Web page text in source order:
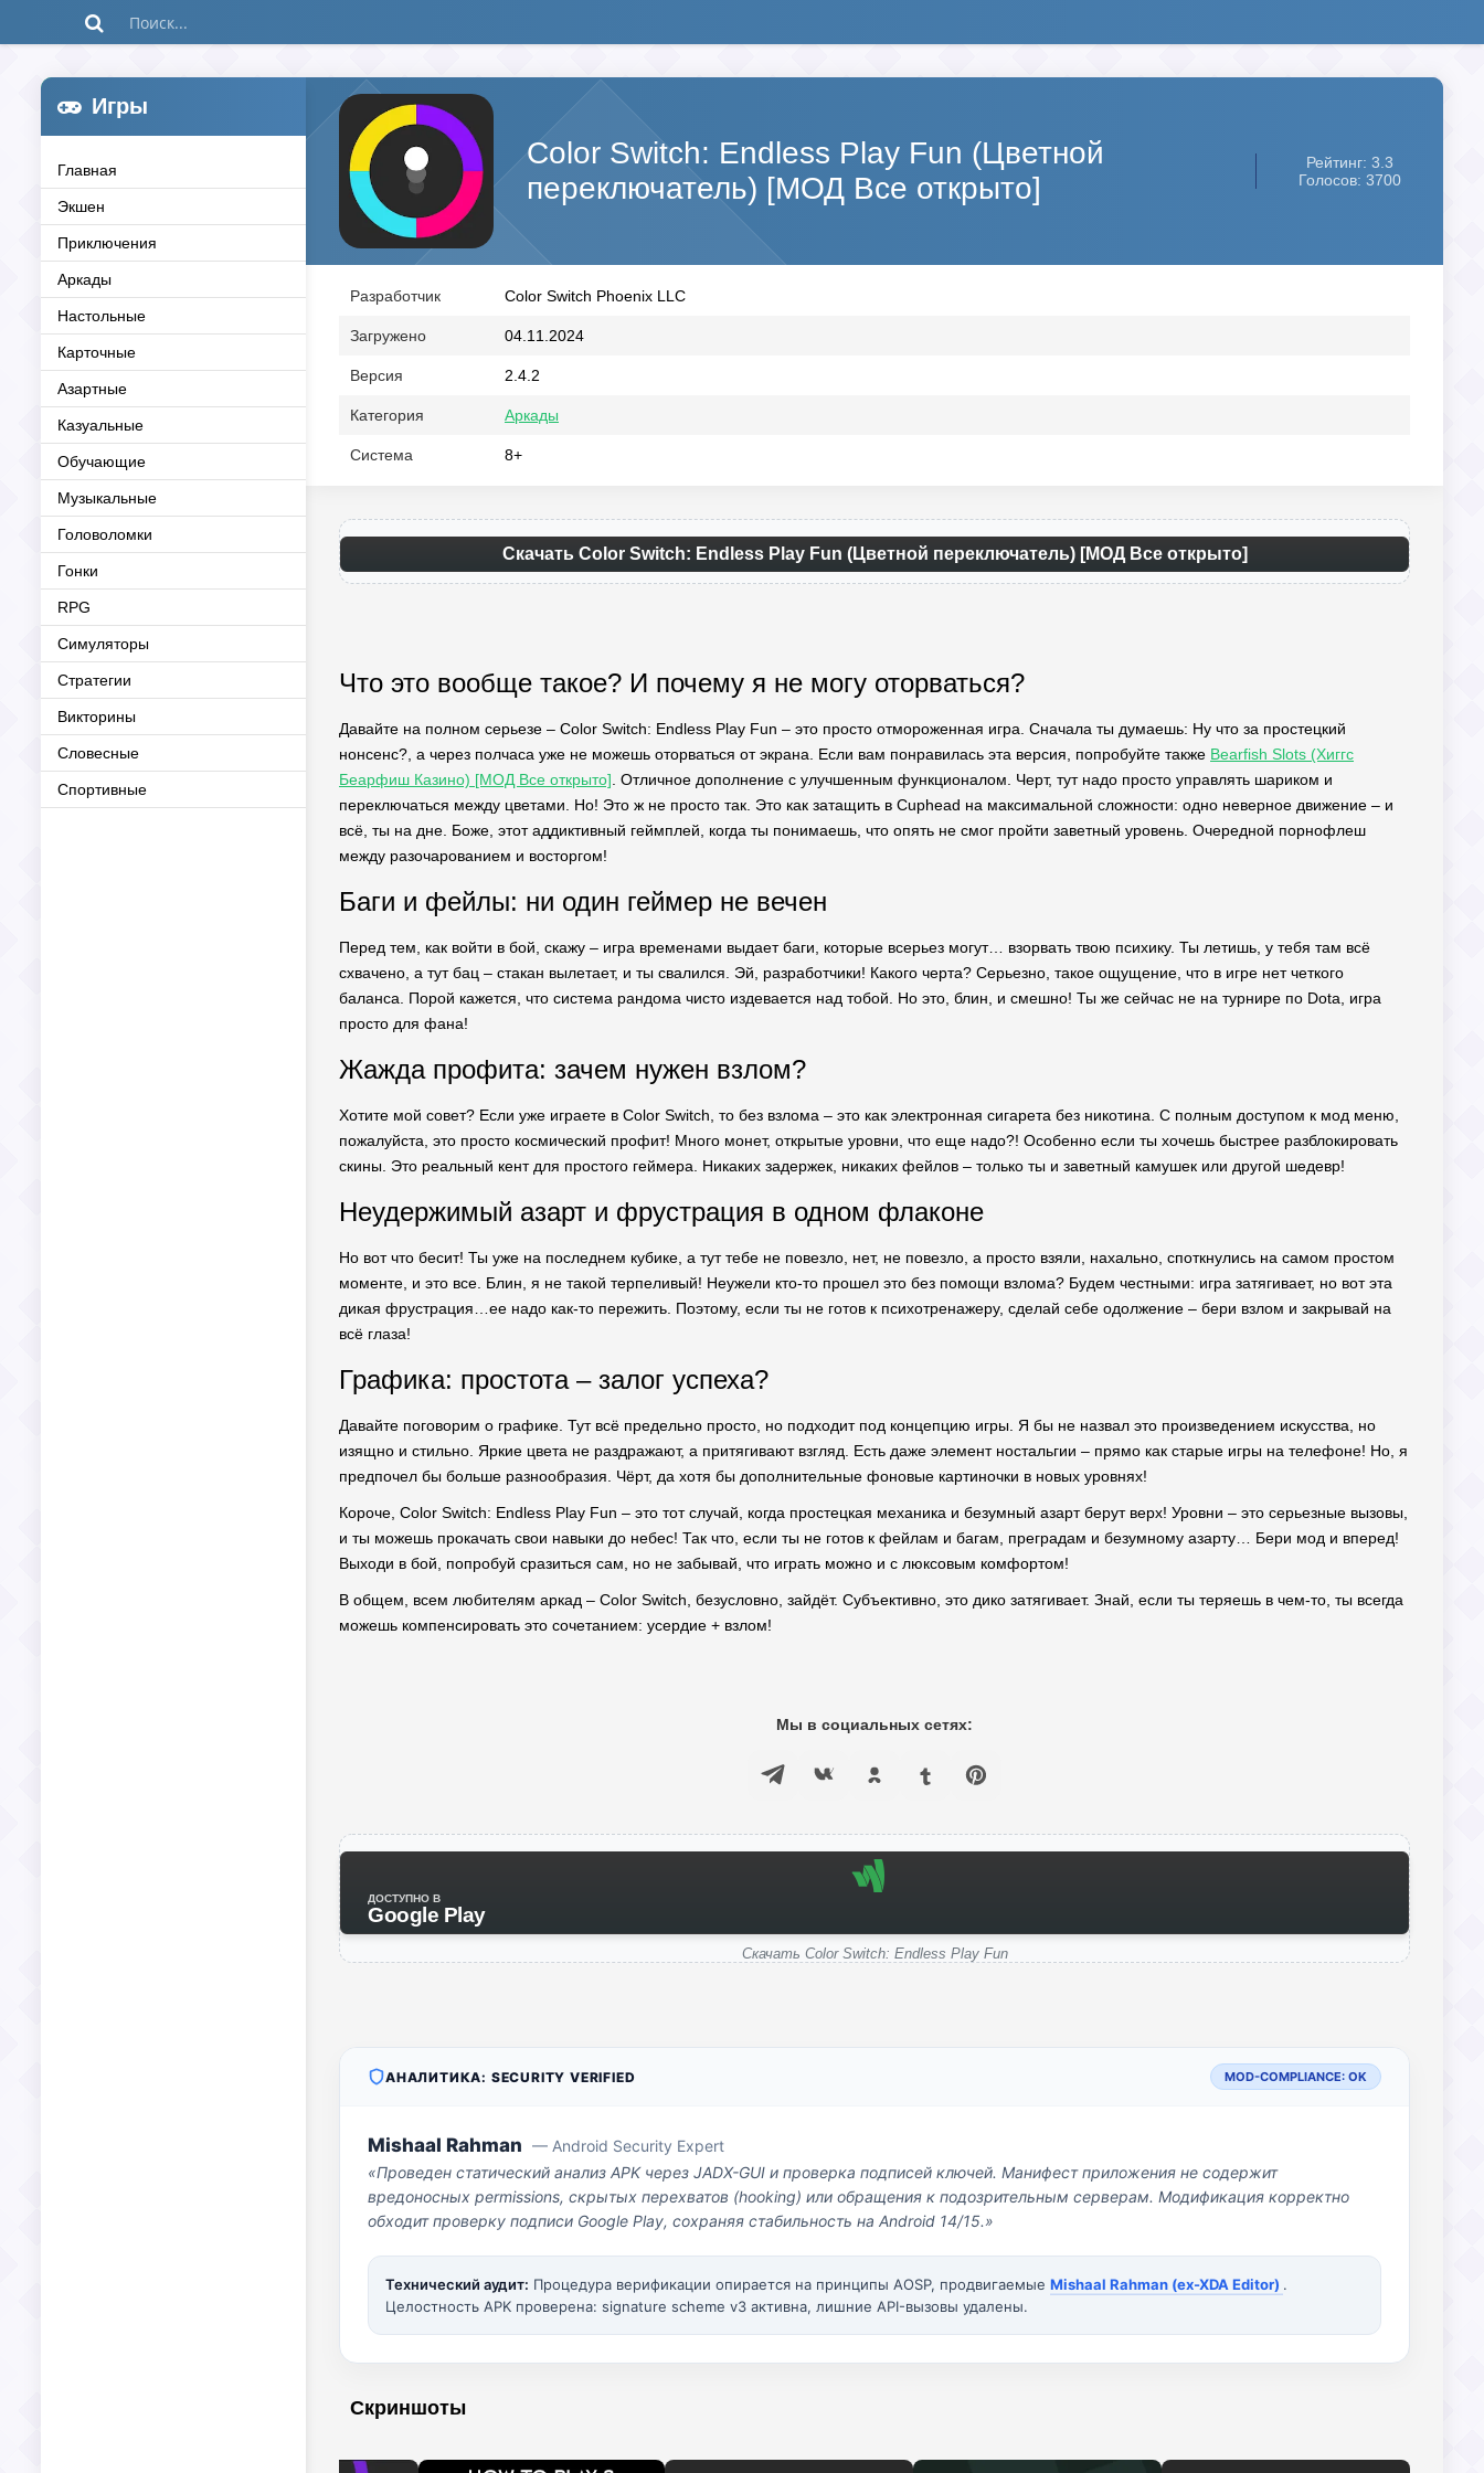
Игры
Главная
Экшен
Приключения
Аркады
Настольные
Карточные
Азартные
Казуальные
Обучающие
Музыкальные
Головоломки
Гонки
RPG
Симуляторы
Стратегии
Викторины
Словесные
Спортивные
Color Switch: Endless Play Fun (Цветной
переключатель) [МОД Все открыто]
Рейтинг: 3.3
Голосов: 3700
Разработчик Color Switch Phoenix LLC
Загружено 04.11.2024
Версия 2.4.2
Категория Аркады
Система 8+
Скачать Color Switch: Endless Play Fun (Цветной переключатель) [МОД Все открыто]
Что это вообще такое? И почему я не могу оторваться?
Давайте на полном серьезе – Color Switch: Endless Play Fun – это просто отмороженная игра. Сначала ты думаешь: Ну что за простецкий
нонсенс?, а через полчаса уже не можешь оторваться от экрана. Если вам понравилась эта версия, попробуйте также Bearfish Slots (Хиггс
Беарфиш Казино) [МОД Все открыто] . Отличное дополнение с улучшенным функционалом. Черт, тут надо просто управлять шариком и
переключаться между цветами. Но! Это ж не просто так. Это как затащить в Cuphead на максимальной сложности: одно неверное движение – и
всё, ты на дне. Боже, этот аддиктивный геймплей, когда ты понимаешь, что опять не смог пройти заветный уровень. Очередной порнофлеш
между разочарованием и восторгом!
Баги и фейлы: ни один геймер не вечен
Перед тем, как войти в бой, скажу – игра временами выдает баги, которые всерьез могут… взорвать твою психику. Ты летишь, у тебя там всё
схвачено, а тут бац – стакан вылетает, и ты свалился. Эй, разработчики! Какого черта? Серьезно, такое ощущение, что в игре нет четкого
баланса. Порой кажется, что система рандома чисто издевается над тобой. Но это, блин, и смешно! Ты же сейчас не на турнире по Dota, игра
просто для фана!
Жажда профита: зачем нужен взлом?
Хотите мой совет? Если уже играете в Color Switch, то без взлома – это как электронная сигарета без никотина. С полным доступом к мод меню,
пожалуйста, это просто космический профит! Много монет, открытые уровни, что еще надо?! Особенно если ты хочешь быстрее разблокировать
скины. Это реальный кент для простого геймера. Никаких задержек, никаких фейлов – только ты и заветный камушек или другой шедевр!
Неудержимый азарт и фрустрация в одном флаконе
Но вот что бесит! Ты уже на последнем кубике, а тут тебе не повезло, нет, не повезло, а просто взяли, нахально, споткнулись на самом простом
моменте, и это все. Блин, я не такой терпеливый! Неужели кто-то прошел это без помощи взлома? Будем честными: игра затягивает, но вот эта
дикая фрустрация…ее надо как-то пережить. Поэтому, если ты не готов к психотренажеру, сделай себе одолжение – бери взлом и закрывай на
всё глаза!
Графика: простота – залог успеха?
Давайте поговорим о графике. Тут всё предельно просто, но подходит под концепцию игры. Я бы не назвал это произведением искусства, но
изящно и стильно. Яркие цвета не раздражают, а притягивают взгляд. Есть даже элемент ностальгии – прямо как старые игры на телефоне! Но, я
предпочел бы больше разнообразия. Чёрт, да хотя бы дополнительные фоновые картиночки в новых уровнях!
Короче, Color Switch: Endless Play Fun – это тот случай, когда простецкая механика и безумный азарт берут верх! Уровни – это серьезные вызовы,
и ты можешь прокачать свои навыки до небес! Так что, если ты не готов к фейлам и багам, преградам и безумному азарту… Бери мод и вперед!
Выходи в бой, попробуй сразиться сам, но не забывай, что играть можно и с люксовым комфортом!
В общем, всем любителям аркад – Color Switch, безусловно, зайдёт. Субъективно, это дико затягивает. Знай, если ты теряешь в чем-то, ты всегда
можешь компенсировать это сочетанием: усердие + взлом!
Мы в социальных сетях:
ДОСТУПНО В
Google Play
Скачать Color Switch: Endless Play Fun
АНАЛИТИКА: SECURITY VERIFIED MOD-COMPLIANCE: OK
Mishaal Rahman — Android Security Expert
«Проведен статический анализ APK через JADX-GUI и проверка подписей ключей. Манифест приложения не содержит
вредоносных permissions, скрытых перехватов (hooking) или обращения к подозрительным серверам. Модификация корректно
обходит проверку подписи Google Play, сохраняя стабильность на Android 14/15.»
Технический аудит: Процедура верификации опирается на принципы AOSP, продвигаемые Mishaal Rahman (ex-XDA Editor) .
Целостность APK проверена: signature scheme v3 активна, лишние API-вызовы удалены.
Скриншоты